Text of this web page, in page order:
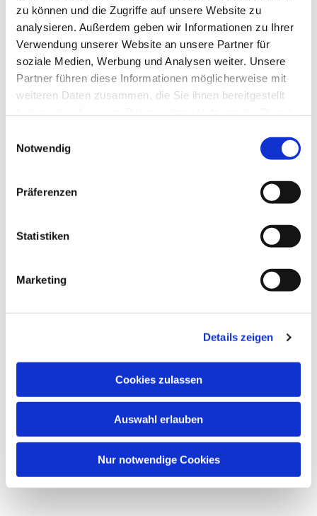
zu können und die Zugriffe auf unsere Website zu
analysieren. Außerdem geben wir Informationen zu Ihrer
Verwendung unserer Website an unsere Partner für
soziale Medien, Werbung und Analysen weiter. Unsere
Partner führen diese Informationen möglicherweise mit
weiteren Daten zusammen, die Sie ihnen bereitgestellt
Notwendig
Präferenzen
Statistiken
Marketing
Details zeigen
Cookies zulassen
Auswahl erlauben
Nur notwendige Cookies
Dies könnte Sie auch